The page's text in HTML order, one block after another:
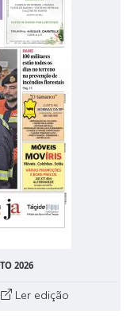
2026
Ler edição